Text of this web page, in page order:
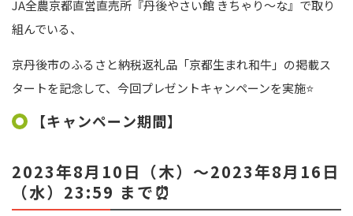
JA全農京都直営直売所『丹後やさい館 きちゃり～な』で取り
組んでいる、
京丹後市のふるさと納税返礼品「京都生まれ和牛」の掲載ス
タートを記念して、今回プレゼントキャンペーンを実施⭐
【キャンペーン期間】
2023年8月10日（木）～2023年8月16日
（水） 23:59 まで⏰